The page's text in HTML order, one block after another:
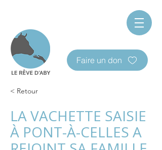
Faire un don
< Retour
LA VACHETTE SAISIE
À PONT-À-CELLES A